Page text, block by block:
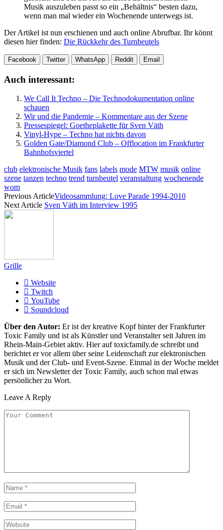
Musik auszuleben passt so ein „Behältnis“ besten dazu,
wenn man mal wieder ein Wochenende unterwegs ist.
Der Artikel ist nun erschienen und auch online Abrufbar. Ihr könnt
diesen hier finden: Die Rückkehr des Turnbeutels
Facebook Twitter WhatsApp Reddit Email
Auch interessant:
We Call It Techno – Die Technodokumentation online
schauen
Wir und die Pandemie – Kommentare aus der Szene
Pressespiegel: Goetheplakette für Sven Väth
Vinyl-Hype – Techno hat nichts davon
Golden Gate/Diamond Club – Offlocation im Frankfurter
Bahnhofsviertel
club elektronische Musik fans labels mode MTW musik online
szene tanzen techno trend turnbeutel veranstaltung wochenende
wom
Previous ArticleVideosammlung: Love Parade 1994-2010
Next Article Sven Väth im Interview 1995
Grille
Website
Twitch
YouTube
Soundcloud
Über den Autor: Er ist der kreative Kopf hinter der Frankfurter
Toxic Family und ist als Künstler und Veranstalter seit Jahren im
Rhein-Main-Gebiet aktiv. Hier auf toxicfamily.de schreibt und
berichtet er vor allem über seine Leidenschaft zur elektronischen
Musik und der Club- und Event-Szene. Einmal in der Woche meldet
er sich im Newsletter der Toxic Family, auch schon mal etwas
persönlicher zu Wort.
Leave A Reply